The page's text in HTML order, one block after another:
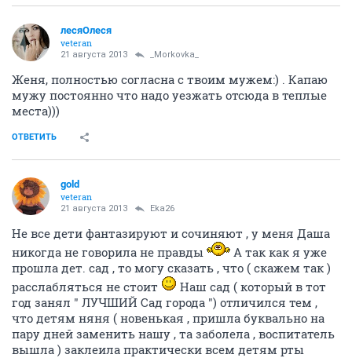
лесяОлеся
veteran
21 августа 2013 _Morkovka_
Женя, полностью согласна с твоим мужем:) . Капаю
мужу постоянно что надо уезжать отсюда в теплые
места)))
ОТВЕТИТЬ
gold
veteran
21 августа 2013 Eka26
Не все дети фантазируют и сочиняют , у меня Даша
никогда не говорила не правды
А так как я уже
прошла дет. сад , то могу сказать , что ( скажем так )
расслабляться не стоит
Наш сад ( который в тот
год занял " ЛУЧШИЙ Сад города ") отличился тем ,
что детям няня ( новенькая , пришла буквально на
пару дней заменить нашу , та заболела , воспитатель
вышла ) заклеила практически всем детям рты